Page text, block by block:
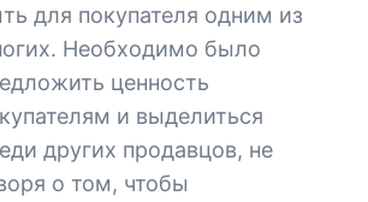
для покупателя одним из
Необходимо было
ценность
и выделиться
других продавцов, не
о том, чтобы